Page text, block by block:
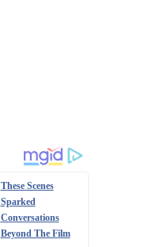
These Scenes
Sparked
Conversations
Beyond The Film